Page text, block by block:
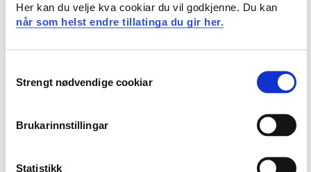
Her kan du velje kva cookiar du vil godkjenne. Du kan
når som helst endre tillatinga du gir her.
Selection
Strengt nødvendige cookiar
Brukarinnstillingar
Statistikk
for teknologi, miljø- og
samfunnsvitskap